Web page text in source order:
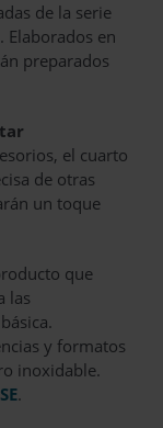
de la serie
Elaborados en
preparados
el cuarto
de otras
un toque
que
las
y formatos
inoxidable.
.